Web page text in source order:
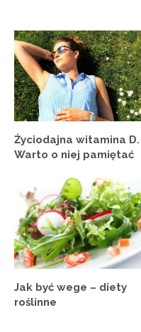
Życiodajna witamina D.
Warto o niej pamiętać
Jak być wege – diety
roślinne